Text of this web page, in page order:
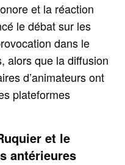
et la réaction
le débat sur les
dans le
alors que la diffusion
d’animateurs ont
plateformes
et le
antérieures